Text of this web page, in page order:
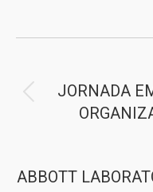
entreJORNADA
ABBOTT